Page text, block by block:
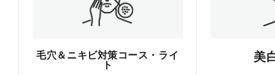
毛穴＆ニキビ対策コース・ライ
ト
美